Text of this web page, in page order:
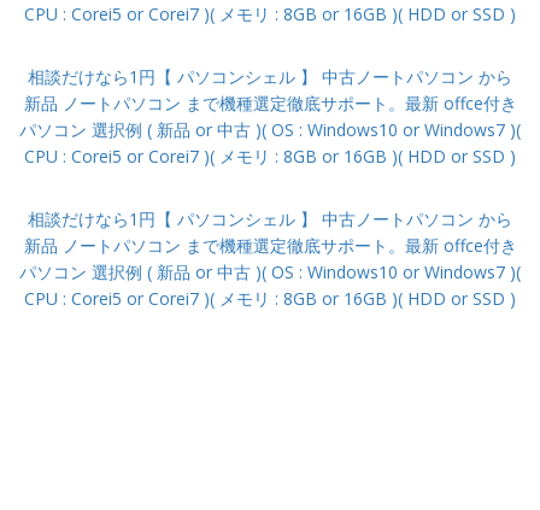
CPU : Corei5 or Corei7 )( メモリ : 8GB or 16GB )( HDD or SSD )
相談だけなら1円【 パソコンシェル 】 中古ノートパソコン から
新品 ノートパソコン まで機種選定徹底サポート。最新 offce付き
パソコン 選択例 ( 新品 or 中古 )( OS : Windows10 or Windows7 )(
CPU : Corei5 or Corei7 )( メモリ : 8GB or 16GB )( HDD or SSD )
相談だけなら1円【 パソコンシェル 】 中古ノートパソコン から
新品 ノートパソコン まで機種選定徹底サポート。最新 offce付き
パソコン 選択例 ( 新品 or 中古 )( OS : Windows10 or Windows7 )(
CPU : Corei5 or Corei7 )( メモリ : 8GB or 16GB )( HDD or SSD )